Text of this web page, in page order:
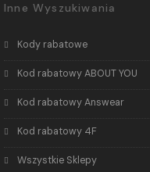
Inne Wyszukiwania
Kody rabatowe
Kod rabatowy ABOUT YOU
Kod rabatowy Answear
Kod rabatowy 4F
Wszystkie Sklepy